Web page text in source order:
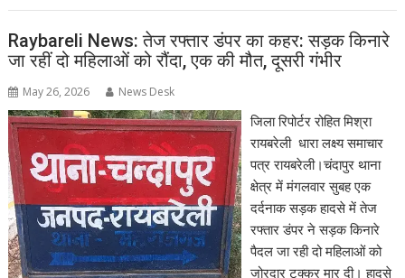
Raybareli News: तेज रफ्तार डंपर का कहर: सड़क किनारे
जा रहीं दो महिलाओं को रौंदा, एक की मौत, दूसरी गंभीर
May 26, 2026 News Desk
जिला रिपोर्टर रोहित मिश्रा
रायबरेली धारा लक्ष्य समाचार
पत्र रायबरेली।चंदापुर थाना
क्षेत्र में मंगलवार सुबह एक
दर्दनाक सड़क हादसे में तेज
रफ्तार डंपर ने सड़क किनारे
पैदल जा रही दो महिलाओं को
जोरदार टक्कर मार दी। हादसे